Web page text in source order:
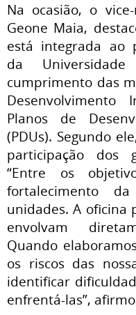
Na ocasião, o
Geone Maia,
está integrada ao
da
cumprimento das
Desenvolvimento
Planos de
(PDUs). Segundo
participação dos
“Entre os
fortalecimento
unidades. A oficina
envolvam
Quando
os riscos das
identificar
enfrentá-las”,